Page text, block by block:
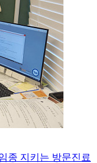
종 지키는 방문진료